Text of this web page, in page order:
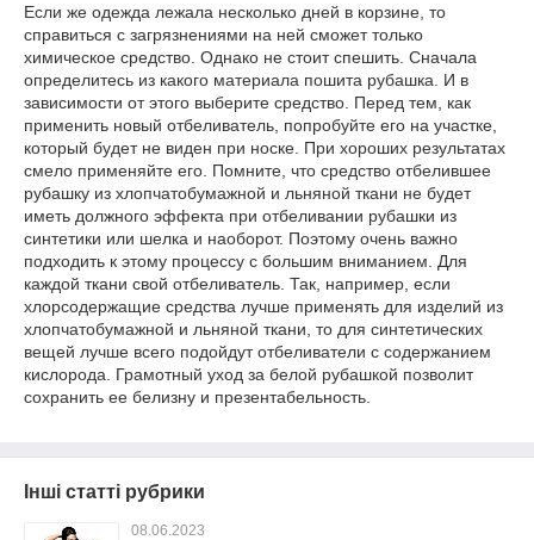
Если же одежда лежала несколько дней в корзине, то
справиться с загрязнениями на ней сможет только
химическое средство. Однако не стоит спешить. Сначала
определитесь из какого материала пошита рубашка. И в
зависимости от этого выберите средство. Перед тем, как
применить новый отбеливатель, попробуйте его на участке,
который будет не виден при носке. При хороших результатах
смело применяйте его. Помните, что средство отбелившее
рубашку из хлопчатобумажной и льняной ткани не будет
иметь должного эффекта при отбеливании рубашки из
синтетики или шелка и наоборот. Поэтому очень важно
подходить к этому процессу с большим вниманием. Для
каждой ткани свой отбеливатель. Так, например, если
хлорсодержащие средства лучше применять для изделий из
хлопчатобумажной и льняной ткани, то для синтетических
вещей лучше всего подойдут отбеливатели с содержанием
кислорода. Грамотный уход за белой рубашкой позволит
сохранить ее белизну и презентабельность.
Інші статті рубрики
08.06.2023